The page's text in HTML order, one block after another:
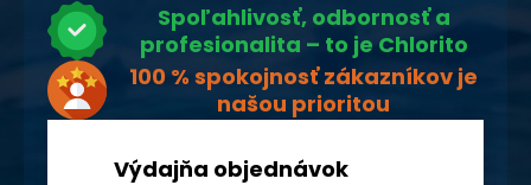
Spoľahlivosť, odbornosť a
profesionalita – to je Chlorito
100 % spokojnosť zákazníkov je
našou prioritou
Výdajňa objednávok